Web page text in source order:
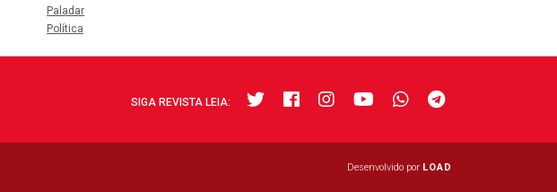
Paladar
Política
SIGA REVISTA LEIA:
Desenvolvido por LOAD